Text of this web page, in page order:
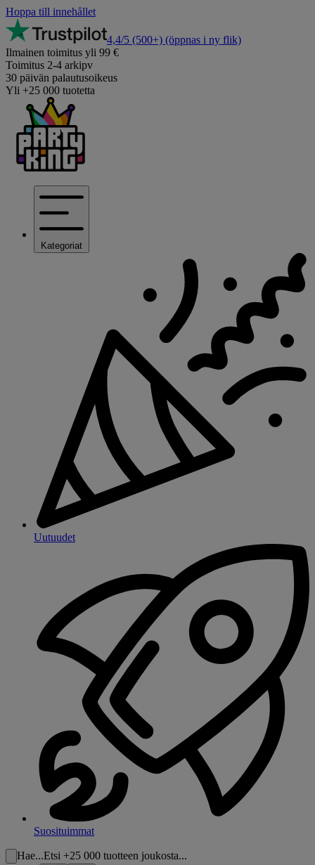
Hoppa till innehållet
4,4/5 (500+) (öppnas i ny flik)
Ilmainen toimitus yli 99 €
Toimitus 2-4 arkipv
30 päivän palautusoikeus
Yli +25 000 tuotetta
Kategoriat
Uutuudet
Suosituimmat
Hae...Etsi +25 000 tuotteen joukosta...